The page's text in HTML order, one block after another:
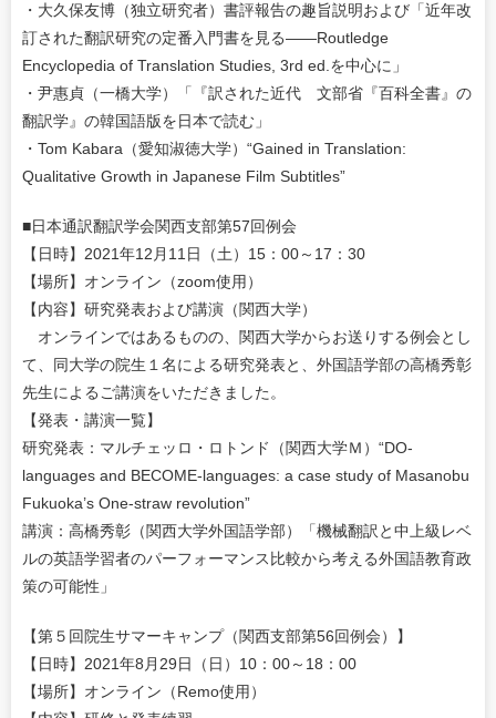
・大久保友博（独立研究者）書評報告の趣旨説明および「近年改
訂された翻訳研究の定番入門書を見る――Routledge
Encyclopedia of Translation Studies, 3rd ed.を中心に」
・尹惠貞（一橋大学）「『訳された近代 文部省『百科全書』の
翻訳学』の韓国語版を日本で読む」
・Tom Kabara（愛知淑徳大学）“Gained in Translation:
Qualitative Growth in Japanese Film Subtitles”
■日本通訳翻訳学会関西支部第57回例会
【日時】2021年12月11日（土）15：00～17：30
【場所】オンライン（zoom使用）
【内容】研究発表および講演（関西大学）
オンラインではあるものの、関西大学からお送りする例会とし
て、同大学の院生１名による研究発表と、外国語学部の高橋秀彰
先生によるご講演をいただきました。
【発表・講演一覧】
研究発表：マルチェッロ・ロトンド（関西大学Ｍ）“DO-
languages and BECOME-languages: a case study of Masanobu
Fukuoka’s One-straw revolution”
講演：高橋秀彰（関西大学外国語学部）「機械翻訳と中上級レベ
ルの英語学習者のパーフォーマンス比較から考える外国語教育政
策の可能性」
【第５回院生サマーキャンプ（関西支部第56回例会）】
【日時】2021年8月29日（日）10：00～18：00
【場所】オンライン（Remo使用）